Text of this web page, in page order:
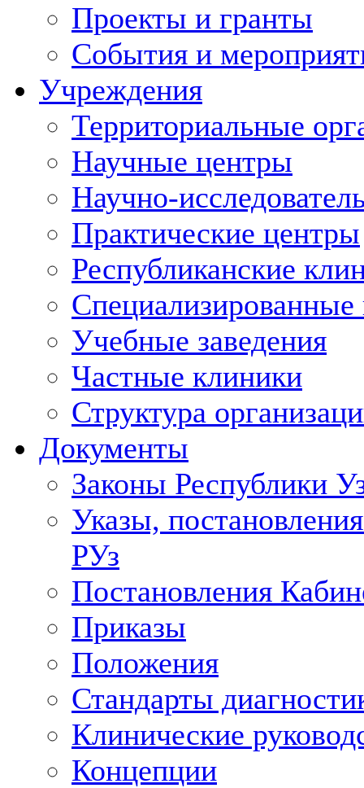
Проекты и гранты
События и
Учреждения
Территориальные
Научные центры
Научно-
Практические центры
Республиканские
Учебные заведения
Частные клиники
Структура
Документы
Законы Республики
Указы,
РУз
Постановления
Приказы
Положения
Стандарты
Клинические
Концепции